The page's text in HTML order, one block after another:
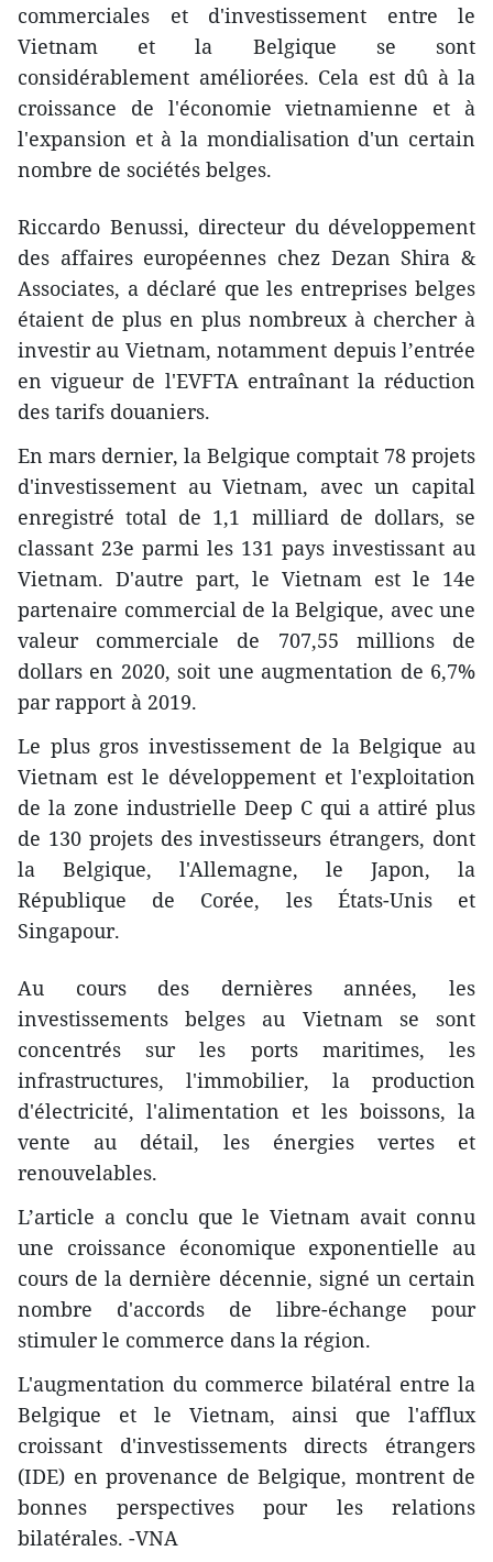
commerciales et d'investissement entre le
Vietnam et la Belgique se sont
considérablement améliorées. Cela est dû à la
croissance de l'économie vietnamienne et à
l'expansion et à la mondialisation d'un certain
nombre de sociétés belges.
Riccardo Benussi, directeur du développement
des affaires européennes chez Dezan Shira &
Associates, a déclaré que les entreprises belges
étaient de plus en plus nombreux à chercher à
investir au Vietnam, notamment depuis l’entrée
en vigueur de l'EVFTA entraînant la réduction
des tarifs douaniers.
En mars dernier, la Belgique comptait 78 projets
d'investissement au Vietnam, avec un capital
enregistré total de 1,1 milliard de dollars, se
classant 23e parmi les 131 pays investissant au
Vietnam. D'autre part, le Vietnam est le 14e
partenaire commercial de la Belgique, avec une
valeur commerciale de 707,55 millions de
dollars en 2020, soit une augmentation de 6,7%
par rapport à 2019.
Le plus gros investissement de la Belgique au
Vietnam est le développement et l'exploitation
de la zone industrielle Deep C qui a attiré plus
de 130 projets des investisseurs étrangers, dont
la Belgique, l'Allemagne, le Japon, la
République de Corée, les États-Unis et
Singapour.
Au cours des dernières années, les
investissements belges au Vietnam se sont
concentrés sur les ports maritimes, les
infrastructures, l'immobilier, la production
d'électricité, l'alimentation et les boissons, la
vente au détail, les énergies vertes et
renouvelables.
L’article a conclu que le Vietnam avait connu
une croissance économique exponentielle au
cours de la dernière décennie, signé un certain
nombre d'accords de libre-échange pour
stimuler le commerce dans la région.
L'augmentation du commerce bilatéral entre la
Belgique et le Vietnam, ainsi que l'afflux
croissant d'investissements directs étrangers
(IDE) en provenance de Belgique, montrent de
bonnes perspectives pour les relations
bilatérales. -VNA